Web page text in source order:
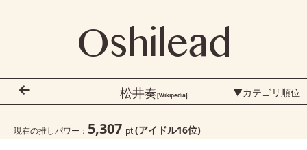
Oshilead
松井奏[Wikipedia] ▼カテゴリ順位
現在の推しパワー： 5,307 pt(アイドル16位)